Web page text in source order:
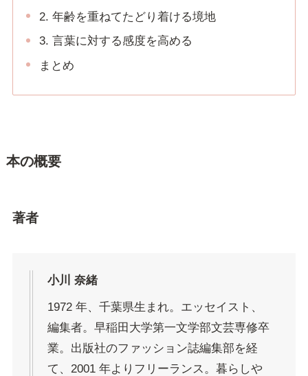
2. 年齢を重ねてたどり着ける境地
3. 言葉に対する感度を高める
まとめ
本の概要
著者
小川 奈緒
1972 年、千葉県生まれ。エッセイスト、
編集者。早稲田大学第一文学部文芸専修卒
業。出版社のファッション誌編集部を経
て、2001 年よりフリーランス。暮らしや